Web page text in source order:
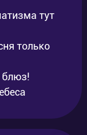
тут
только